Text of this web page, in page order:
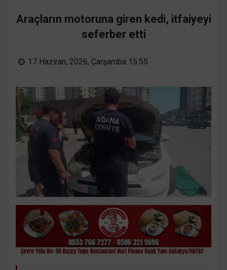
Araçların motoruna giren kedi, itfaiyeyi
seferber etti
17 Haziran, 2026, Çarşamba 15:55